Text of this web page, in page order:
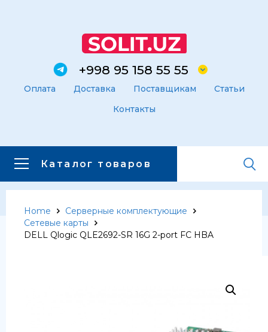
+998 95 158 55 55
Оплата Доставка Поставщикам
Статьи
Контакты
Каталог товаров
Главная Каталог товаров
Каталог товаров
Home
Серверные комплектующие
Сетевые карты
DELL Qlogic QLE2692-SR 16G 2-port FC HBA